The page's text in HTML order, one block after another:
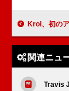
Kroi、初のア
関連ニュ
Travis